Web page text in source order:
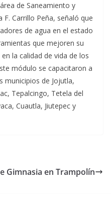
de Saneamiento y
F. Carrillo Peña, señaló que
de agua en el estado
que mejoren su
la calidad de vida de los
módulo se capacitaron a
municipios de Jojutla,
Tepalcingo, Tetela del
Cuautla, Jiutepec y
Gimnasia en Trampolín